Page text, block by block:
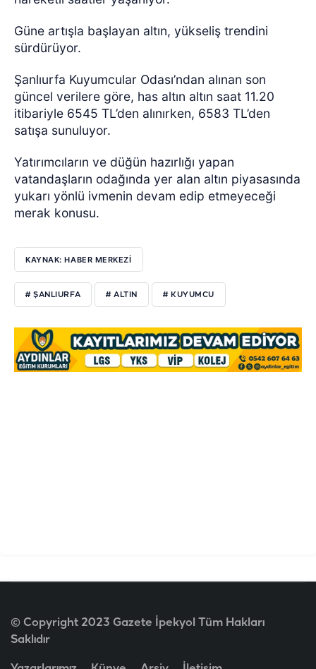
Güne artışla başlayan altın, yükseliş trendini
sürdürüyor.
Şanlıurfa Kuyumcular Odası’ndan alınan son
güncel verilere göre, has altın altın saat 11.20
itibariyle 6545 TL’den alınırken, 6583 TL’den
satışa sunuluyor.
Yatırımcıların ve düğün hazırlığı yapan
vatandaşların odağında yer alan altın piyasasında
yukarı yönlü ivmenin devam edip etmeyeceği
merak konusu.
KAYNAK: HABER MERKEZİ
# ŞANLIURFA # ALTIN # KUYUMCU
© Copyright 2023 Gazete İpekyol Tüm Hakları
Saklıdır